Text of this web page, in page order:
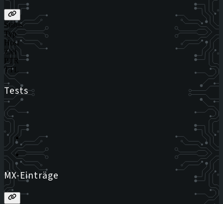
Status
Typ
Host
Ziel
PTR
TTL
Tests
MX-Einträge